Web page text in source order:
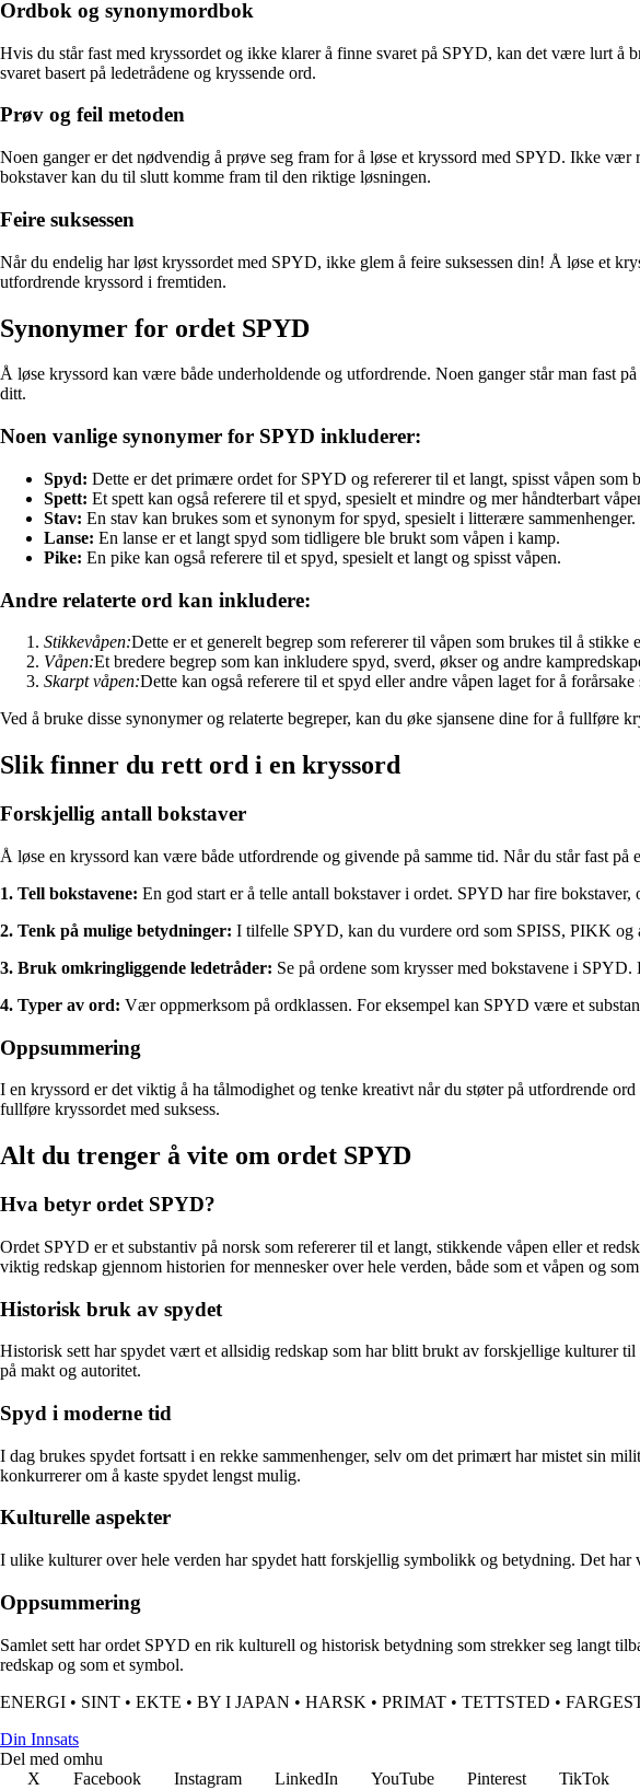
Ordbok og synonymordbok
Hvis du står fast med kryssordet og ikke klarer å finne svaret på SPYD, kan det være lurt
svaret basert på ledetrådene og kryssende ord.
Prøv og feil metoden
Noen ganger er det nødvendig å prøve seg fram for å løse et kryssord med SPYD. Ikke
bokstaver kan du til slutt komme fram til den riktige løsningen.
Feire suksessen
Når du endelig har løst kryssordet med SPYD, ikke glem å feire suksessen din! Å løse et
utfordrende kryssord i fremtiden.
Synonymer for ordet SPYD
Å løse kryssord kan være både underholdende og utfordrende. Noen ganger står man fast
ditt.
Noen vanlige synonymer for SPYD inkluderer:
Spyd: Dette er det primære ordet for SPYD og refererer til et langt, spisst våpen som
Spett: Et spett kan også referere til et spyd, spesielt et mindre og mer håndterbart
Stav: En stav kan brukes som et synonym for spyd, spesielt i litterære sammenhenger.
Lanse: En lanse er et langt spyd som tidligere ble brukt som våpen i kamp.
Pike: En pike kan også referere til et spyd, spesielt et langt og spisst våpen.
Andre relaterte ord kan inkludere:
Stikkevåpen:Dette er et generelt begrep som refererer til våpen som brukes til å stikke
Våpen:Et bredere begrep som kan inkludere spyd, sverd, økser og andre
Skarpt våpen:Dette kan også referere til et spyd eller andre våpen laget for å forårsake
Ved å bruke disse synonymer og relaterte begreper, kan du øke sjansene dine for å
Slik finner du rett ord i en kryssord
Forskjellig antall bokstaver
Å løse en kryssord kan være både utfordrende og givende på samme tid. Når du står fast
1. Tell bokstavene: En god start er å telle antall bokstaver i ordet. SPYD har fire
2. Tenk på mulige betydninger: I tilfelle SPYD, kan du vurdere ord som SPISS, PIKK og
3. Bruk omkringliggende ledetråder: Se på ordene som krysser med bokstavene i
4. Typer av ord: Vær oppmerksom på ordklassen. For eksempel kan SPYD være et
Oppsummering
I en kryssord er det viktig å ha tålmodighet og tenke kreativt når du støter på utfordrende
fullføre kryssordet med suksess.
Alt du trenger å vite om ordet SPYD
Hva betyr ordet SPYD?
Ordet SPYD er et substantiv på norsk som refererer til et langt, stikkende våpen eller et
viktig redskap gjennom historien for mennesker over hele verden, både som et våpen og
Historisk bruk av spydet
Historisk sett har spydet vært et allsidig redskap som har blitt brukt av forskjellige kulturer
på makt og autoritet.
Spyd i moderne tid
I dag brukes spydet fortsatt i en rekke sammenhenger, selv om det primært har mistet sin
konkurrerer om å kaste spydet lengst mulig.
Kulturelle aspekter
I ulike kulturer over hele verden har spydet hatt forskjellig symbolikk og betydning. Det
Oppsummering
Samlet sett har ordet SPYD en rik kulturell og historisk betydning som strekker seg langt
redskap og som et symbol.
ENERGI • SINT • EKTE • BY I JAPAN • HARSK • PRIMAT • TETTSTED •
Din Innsats
Del med omhu
X
Facebook Instagram LinkedIn YouTube Pinterest TikTok